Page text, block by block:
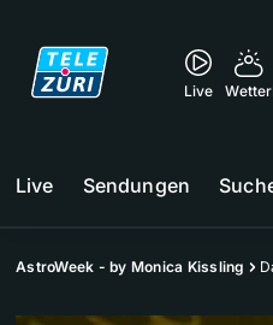
Live Wetter
Live Sendungen
AstroWeek - by Monica Kissling